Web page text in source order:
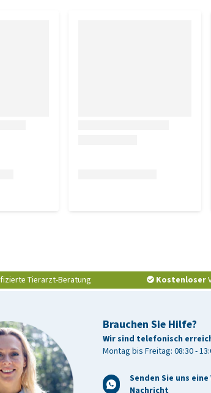
Hündinnen das Medikament 2 Wochen nach der
Piperazin-Verbindungen anwenden.
angegebene Dosierung. Nicht anwenden bei
Tierarzt-Beratung Kostenloser
Brauchen Sie Hilfe?
Wir sind telefonisch
Montag bis Freitag: 08:30 -
Senden Sie uns
Nachricht